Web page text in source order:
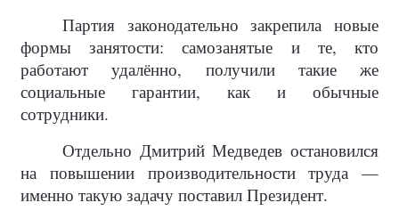
Партия законодательно закрепила новые
формы занятости: самозанятые и те, кто
работают удалённо, получили такие же
социальные гарантии, как и обычные
сотрудники.
Отдельно Дмитрий Медведев остановился
на повышении производительности труда —
именно такую задачу поставил Президент.